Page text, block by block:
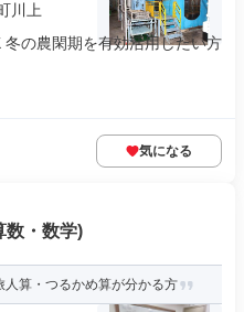
川上
の農閑期を有効活用したい方
気になる
数・数学)
人算・つるかめ算が分かる方